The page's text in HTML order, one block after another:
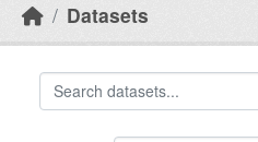
Datasets